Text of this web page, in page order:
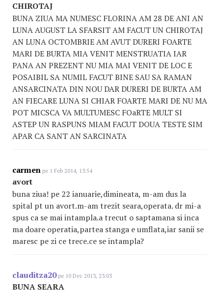
CHIROTAJ
BUNA ZIUA MA NUMESC FLORINA AM 28 DE ANI AN
LUNA AUGUST LA SFARSIT AM FACUT UN CHIROTAJ
AN LUNA OCTOMBRIE AM AVUT DURERI FOARTE
MARI DE BURTA MIA VENIT MENSTRUATIA IAR
PANA AN PREZENT NU MIA MAI VENIT DE LOC E
POSAIBIL SA NUMIL FACUT BINE SAU SA RAMAN
ANSARCINATA DIN NOU DAR DURERI DE BURTA AM
AN FIECARE LUNA SI CHIAR FOARTE MARI DE NU MA
POT MICSCA VA MULTUMESC FOaRTE MULT SI
ASTEP UN RASPUNS MIAM FACUT DOUA TESTE SIM
APAR CA SANT AN SARCINATA
carmen pe 1 Feb 2014, 13:54
avort
buna ziua! pe 22 ianuarie,dimineata, m-am dus la
spital pt un avort.m-am trezit seara,operata. dr mi-a
spus ca se mai intampla.a trecut o saptamana si inca
ma doare operatia,partea stanga e umflata,iar sanii se
maresc pe zi ce trece.ce se intampla?
clauditza20pe 10 Dec 2013, 23:03
BUNA SEARA